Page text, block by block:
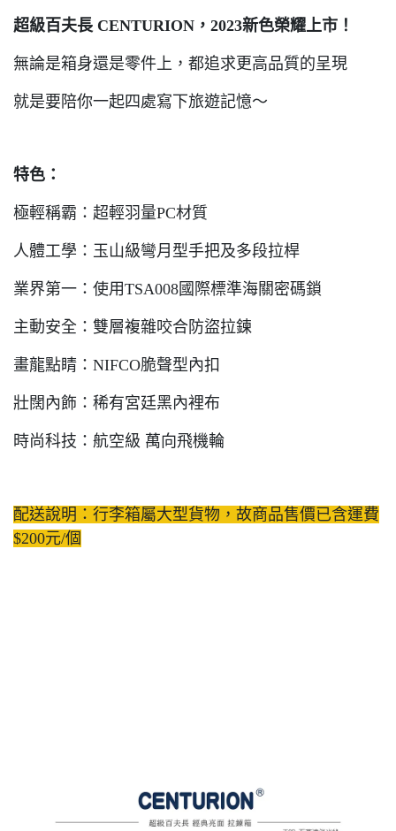
超級百夫長 CENTURION，2023新色榮耀上市！
無論是箱身還是零件上，都追求更高品質的呈現
就是要陪你一起四處寫下旅遊記憶～
特色：
極輕稱霸：超輕羽量PC材質
人體工學：玉山級彎月型手把及多段拉桿
業界第一：使用TSA008國際標準海關密碼鎖
主動安全：雙層複雜咬合防盜拉鍊
畫龍點睛：NIFCO脆聲型內扣
壯闊內飾：稀有宮廷黑內裡布
時尚科技：航空級 萬向飛機輪
配送說明：行李箱屬大型貨物，故商品售價已含運費
$200元/個